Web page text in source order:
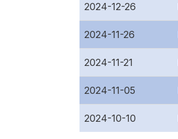
2024-12-26
2024-11-26
2024-11-21
2024-11-05
2024-10-10